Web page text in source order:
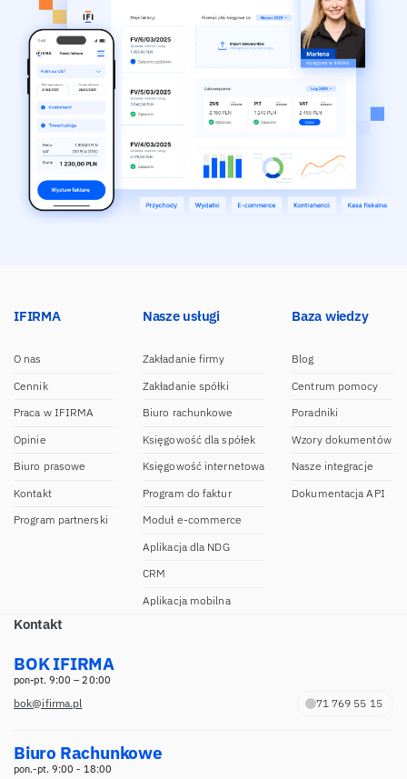
IFIRMA
O nas
Cennik
Praca w IFIRMA
Opinie
Biuro prasowe
Kontakt
Program partnerski
Nasze usługi
Zakładanie firmy
Zakładanie spółki
Biuro rachunkowe
Księgowość dla spółek
Księgowość internetowa
Program do faktur
Moduł e-commerce
Aplikacja dla NDG
CRM
Aplikacja mobilna
Baza wiedzy
Blog
Centrum pomocy
Poradniki
Wzory dokumentów
Nasze integracje
Dokumentacja API
Kontakt
BOK IFIRMA
pon-pt. 9:00 – 20:00
bok@ifirma.pl 71 769 55 15
Biuro Rachunkowe
pon.-pt. 9:00 - 18:00